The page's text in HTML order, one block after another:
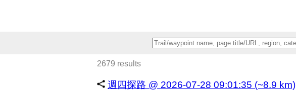
2679 results
週四探路 @ 2026-07-28 09:01:35 (~8.9 km)